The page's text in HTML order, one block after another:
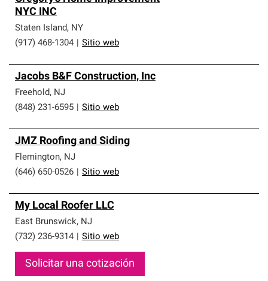
NYC INC
Staten Island, NY
(917) 468-1304
Sitio web
Jacobs B&F Construction, Inc
Freehold, NJ
(848) 231-6595
Sitio web
JMZ Roofing and Siding
Flemington, NJ
(646) 650-0526
Sitio web
My Local Roofer LLC
East Brunswick, NJ
(732) 236-9314
Sitio web
Solicitar una cotización